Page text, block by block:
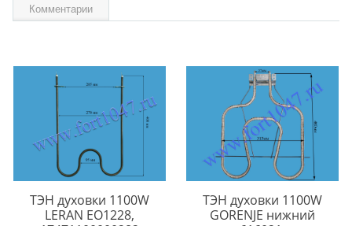
Комментарии
ТЭН духовки 1100W
LERAN EO1228,
ТЭН духовки 1100W
GORENJE нижний